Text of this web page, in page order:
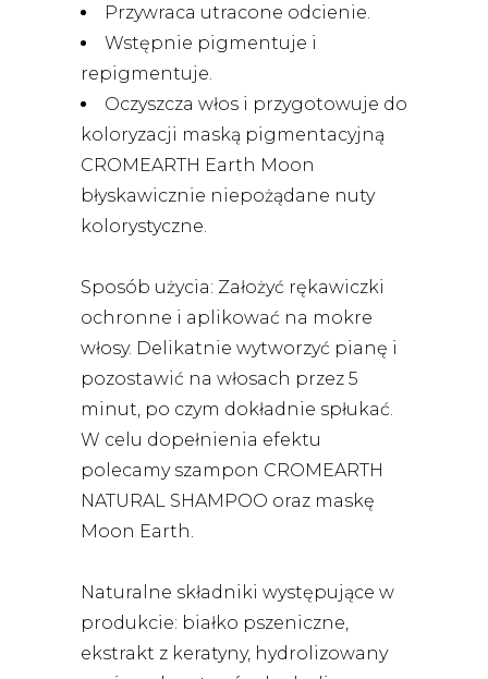
Przywraca utracone odcienie.
Wstępnie pigmentuje i
repigmentuje.
Oczyszcza włos i przygotowuje do
koloryzacji maską pigmentacyjną
CROMEARTH Earth Moon
błyskawicznie niepożądane nuty
kolorystyczne.
Sposób użycia: Założyć rękawiczki
ochronne i aplikować na mokre
włosy. Delikatnie wytworzyć pianę i
pozostawić na włosach przez 5
minut, po czym dokładnie spłukać.
W celu dopełnienia efektu
polecamy szampon CROMEARTH
NATURAL SHAMPOO oraz maskę
Moon Earth.
Naturalne składniki występujące w
produkcie: białko pszeniczne,
ekstrakt z keratyny, hydrolizowany